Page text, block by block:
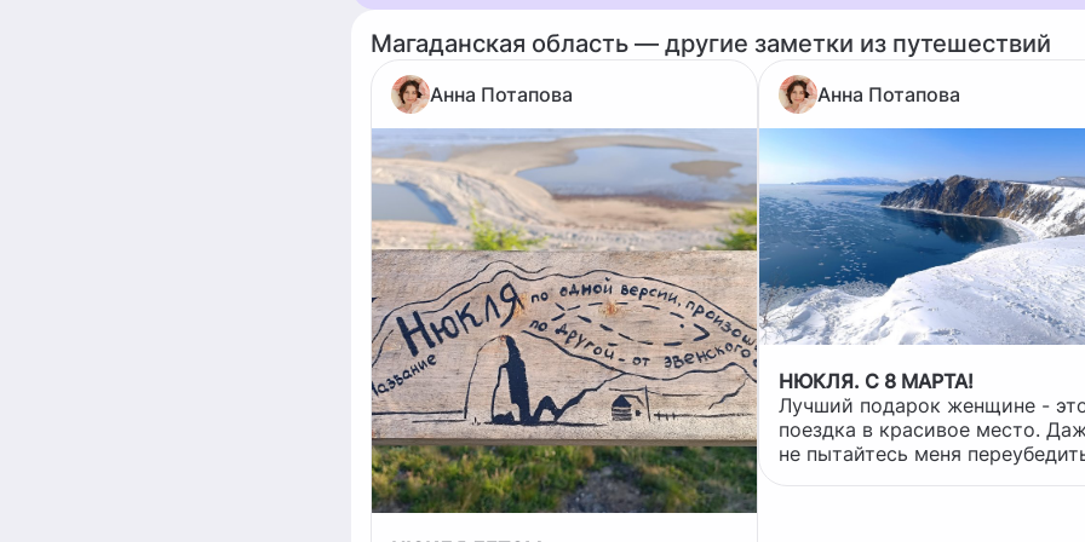
Магаданская область — другие заметки из путешествий
Анна Потапова Анна Потапова
НЮКЛЯ. С 8 МАРТА!
Лучший подарок женщине -
поездка в красивое место.
не пытайтесь меня
Понятно, что сегодня были